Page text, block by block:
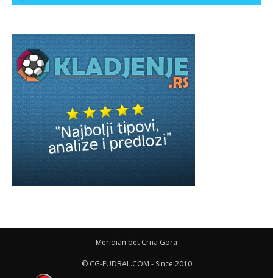
Meridian bet Crna Gora
© CG-FUDBAL.COM - Since 2010